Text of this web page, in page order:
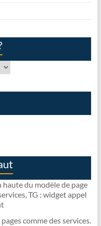
du modèle de page
TG : widget appel
comme des services.